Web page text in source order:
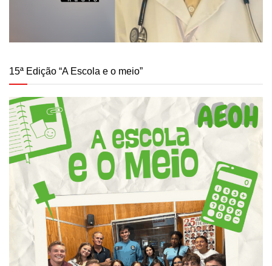
15ª Edição “A Escola e o meio”